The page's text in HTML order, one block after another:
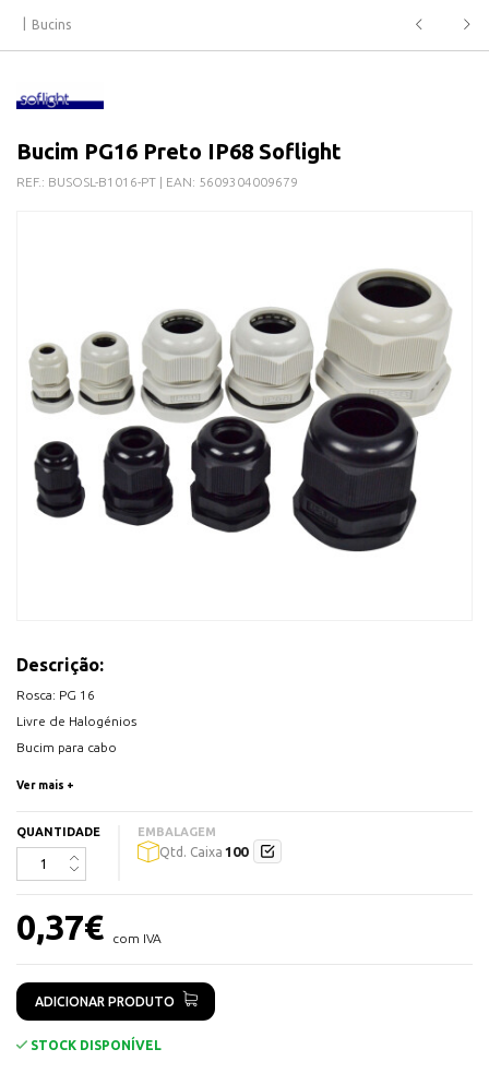
Bucins
Bucim PG16 Preto IP68 Soflight
REF.: BUSOSL-B1016-PT | EAN: 5609304009679
Descrição:
Rosca: PG 16
Livre de Halogénios
Bucim para cabo
Temperatura de trabalho: -30ºC / 80ºC
Tipo de Rosca PG
RAL: 9005
Ver mais +
QUANTIDADE EMBALAGEM
Qtd. Caixa 100
0,37€ com IVA
ADICIONAR PRODUTO
STOCK DISPONÍVEL